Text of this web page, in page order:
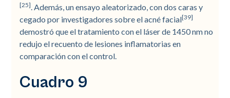
[25] . Además, un ensayo aleatorizado, con dos caras y
cegado por investigadores sobre el acné facial[39]
demostró que el tratamiento con el láser de 1450 nm no
redujo el recuento de lesiones inflamatorias en
comparación con el control.
Cuadro 9